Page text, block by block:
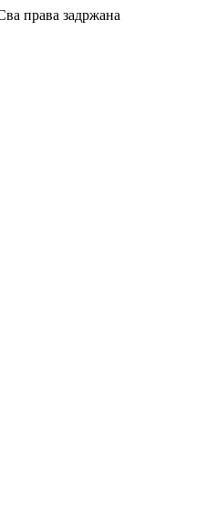
права задржана